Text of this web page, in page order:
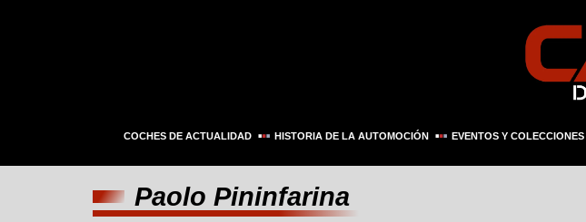
COCHES DE ACTUALIDAD HISTORIA DE LA AUTOMOCIÓN EVENTOS Y COLECCIONES
Paolo Pininfarina